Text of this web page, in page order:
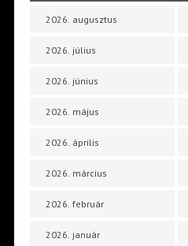
2026. augusztus
2026. július
2026. június
2026. május
2026. április
2026. március
2026. február
2026. január